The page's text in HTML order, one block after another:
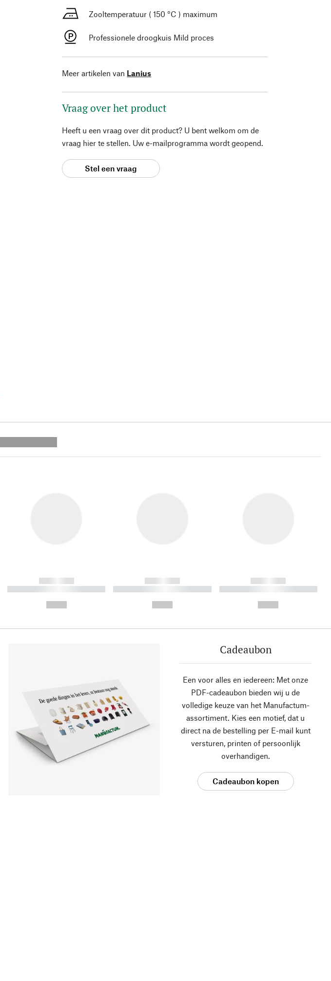
Zooltemperatuur ( 150 °C ) maximum
Professionele droogkuis Mild proces
Meer artikelen van Lanius
Vraag over het product
Heeft u een vraag over dit product? U bent welkom om de
vraag hier te stellen. Uw e-mailprogramma wordt geopend.
Stel een vraag
------------
----------- ----------- ----------
------------
----------- ----------- ----------
------------
----------- ----------- ----------
Cadeaubon
Een voor alles en iedereen: Met onze
PDF-cadeaubon bieden wij u de
volledige keuze van het Manufactum-
assortiment. Kies een motief, dat u
direct na de bestelling per E-mail kunt
versturen, printen of persoonlijk
overhandigen.
Cadeaubon kopen